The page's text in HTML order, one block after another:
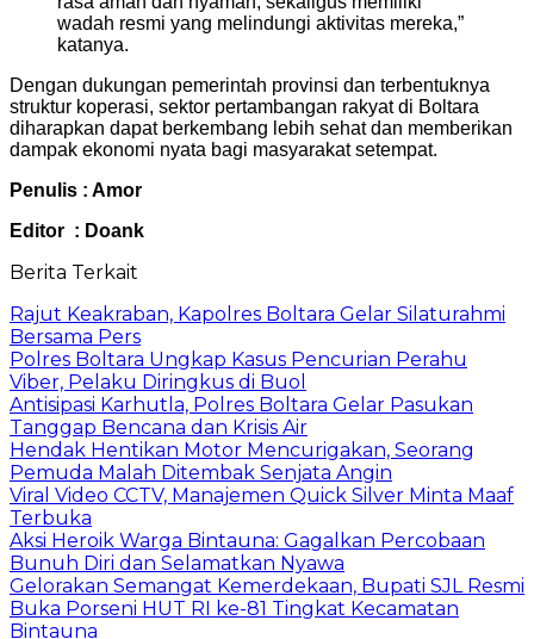
wadah resmi yang melindungi aktivitas mereka,”
katanya.
Dengan dukungan pemerintah provinsi dan terbentuknya
struktur koperasi, sektor pertambangan rakyat di Boltara
diharapkan dapat berkembang lebih sehat dan memberikan
dampak ekonomi nyata bagi masyarakat setempat.
Penulis : Amor
Editor : Doank
Berita Terkait
Rajut Keakraban, Kapolres Boltara Gelar Silaturahmi
Bersama Pers
Polres Boltara Ungkap Kasus Pencurian Perahu
Viber, Pelaku Diringkus di Buol
Antisipasi Karhutla, Polres Boltara Gelar Pasukan
Tanggap Bencana dan Krisis Air
Hendak Hentikan Motor Mencurigakan, Seorang
Pemuda Malah Ditembak Senjata Angin
Viral Video CCTV, Manajemen Quick Silver Minta Maaf
Terbuka
Aksi Heroik Warga Bintauna: Gagalkan Percobaan
Bunuh Diri dan Selamatkan Nyawa
Gelorakan Semangat Kemerdekaan, Bupati SJL Resmi
Buka Porseni HUT RI ke-81 Tingkat Kecamatan
Bintauna